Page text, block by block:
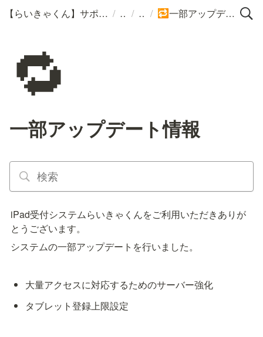
【らいきゃくん】サポートポータル / / / 🔁 一部アップデート情報
🔁
一部アップデート情報
iPad受付システムらいきゃくんをご利用いただきありが
とうございます。
システムの一部アップデートを行いました。
大量アクセスに対応するためのサーバー強化
タブレット登録上限設定